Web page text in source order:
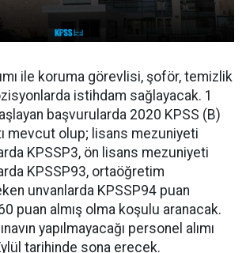
ile koruma görevlisi, şoför, temizlik
istihdam sağlayacak. 1
başvurularda 2020 KPSS (B)
mevcut olup; lisans mezuniyeti
KPSSP3, ön lisans mezuniyeti
KPSSP93, ortaöğretim
unvanlarda KPSSP94 puan
puan almış olma koşulu aranacak.
yapılmayacağı personel alımı
tarihinde sona erecek.